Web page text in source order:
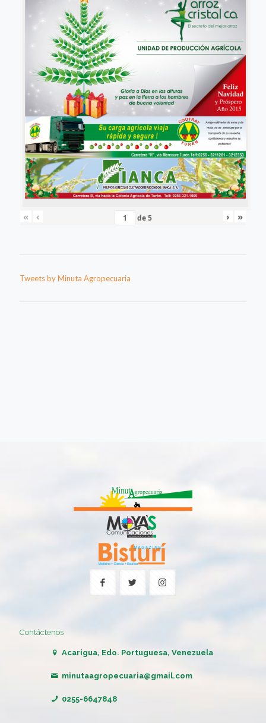
« ‹ de5 › »
Tweets by Minuta Agropecuaria
Contáctenos
Acarigua, Edo. Portuguesa, Venezuela
minutaagropecuaria@gmail.com
0255-6647848